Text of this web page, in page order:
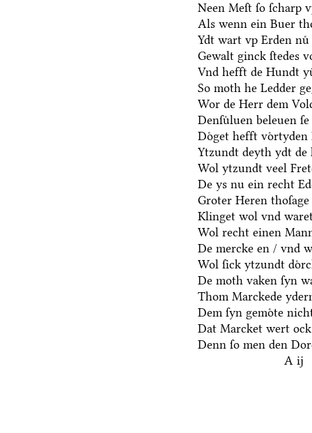
Neen Meſt ſo ſcharp
Als wenn ein Buer
Ydt wart vp Erden nuͤ
Gewalt ginck ſtedes
Vnd hefft de Hundt
So moth he Ledder
Wor de Herr dem
Denſuͤluen beleuen
Doͤget hefft voͤrtyden
Ytzundt deyth ydt
Wol ytzundt veel
De ys nu ein recht
Groter Heren
Klinget wol vnd
Wol recht einen
De mercke en / vnd
Wol ſick ytzundt
De moth vaken ſyn
Thom Marckede
Dem ſyn gemoͤte
Dat Marcket wert
Denn ſo men den
A ij